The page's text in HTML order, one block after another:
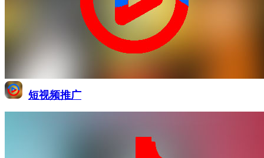
短视频推广